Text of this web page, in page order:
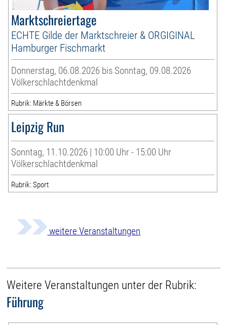
Marktschreiertage
ECHTE Gilde der Marktschreier & ORGIGINAL
Hamburger Fischmarkt
Donnerstag, 06.08.2026 bis Sonntag, 09.08.2026
Völkerschlachtdenkmal
Rubrik: Märkte & Börsen
Leipzig Run
Sonntag, 11.10.2026 | 10:00 Uhr - 15:00 Uhr
Völkerschlachtdenkmal
Rubrik: Sport
weitere Veranstaltungen
Weitere Veranstaltungen unter der Rubrik:
Führung